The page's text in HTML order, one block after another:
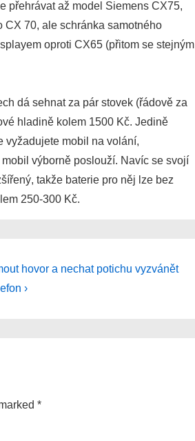
přehrávat až model Siemens CX75,
CX 70, ale schránka samotného
oproti CX65 (přitom se stejným
dá sehnat za pár stovek (řádově za
hladině kolem 1500 Kč. Jedině
vyžadujete mobil na volání,
výborně poslouží. Navíc se svojí
takže baterie pro něj lze bez
250-300 Kč.
hovor a nechat potichu vyzvánět
›
*